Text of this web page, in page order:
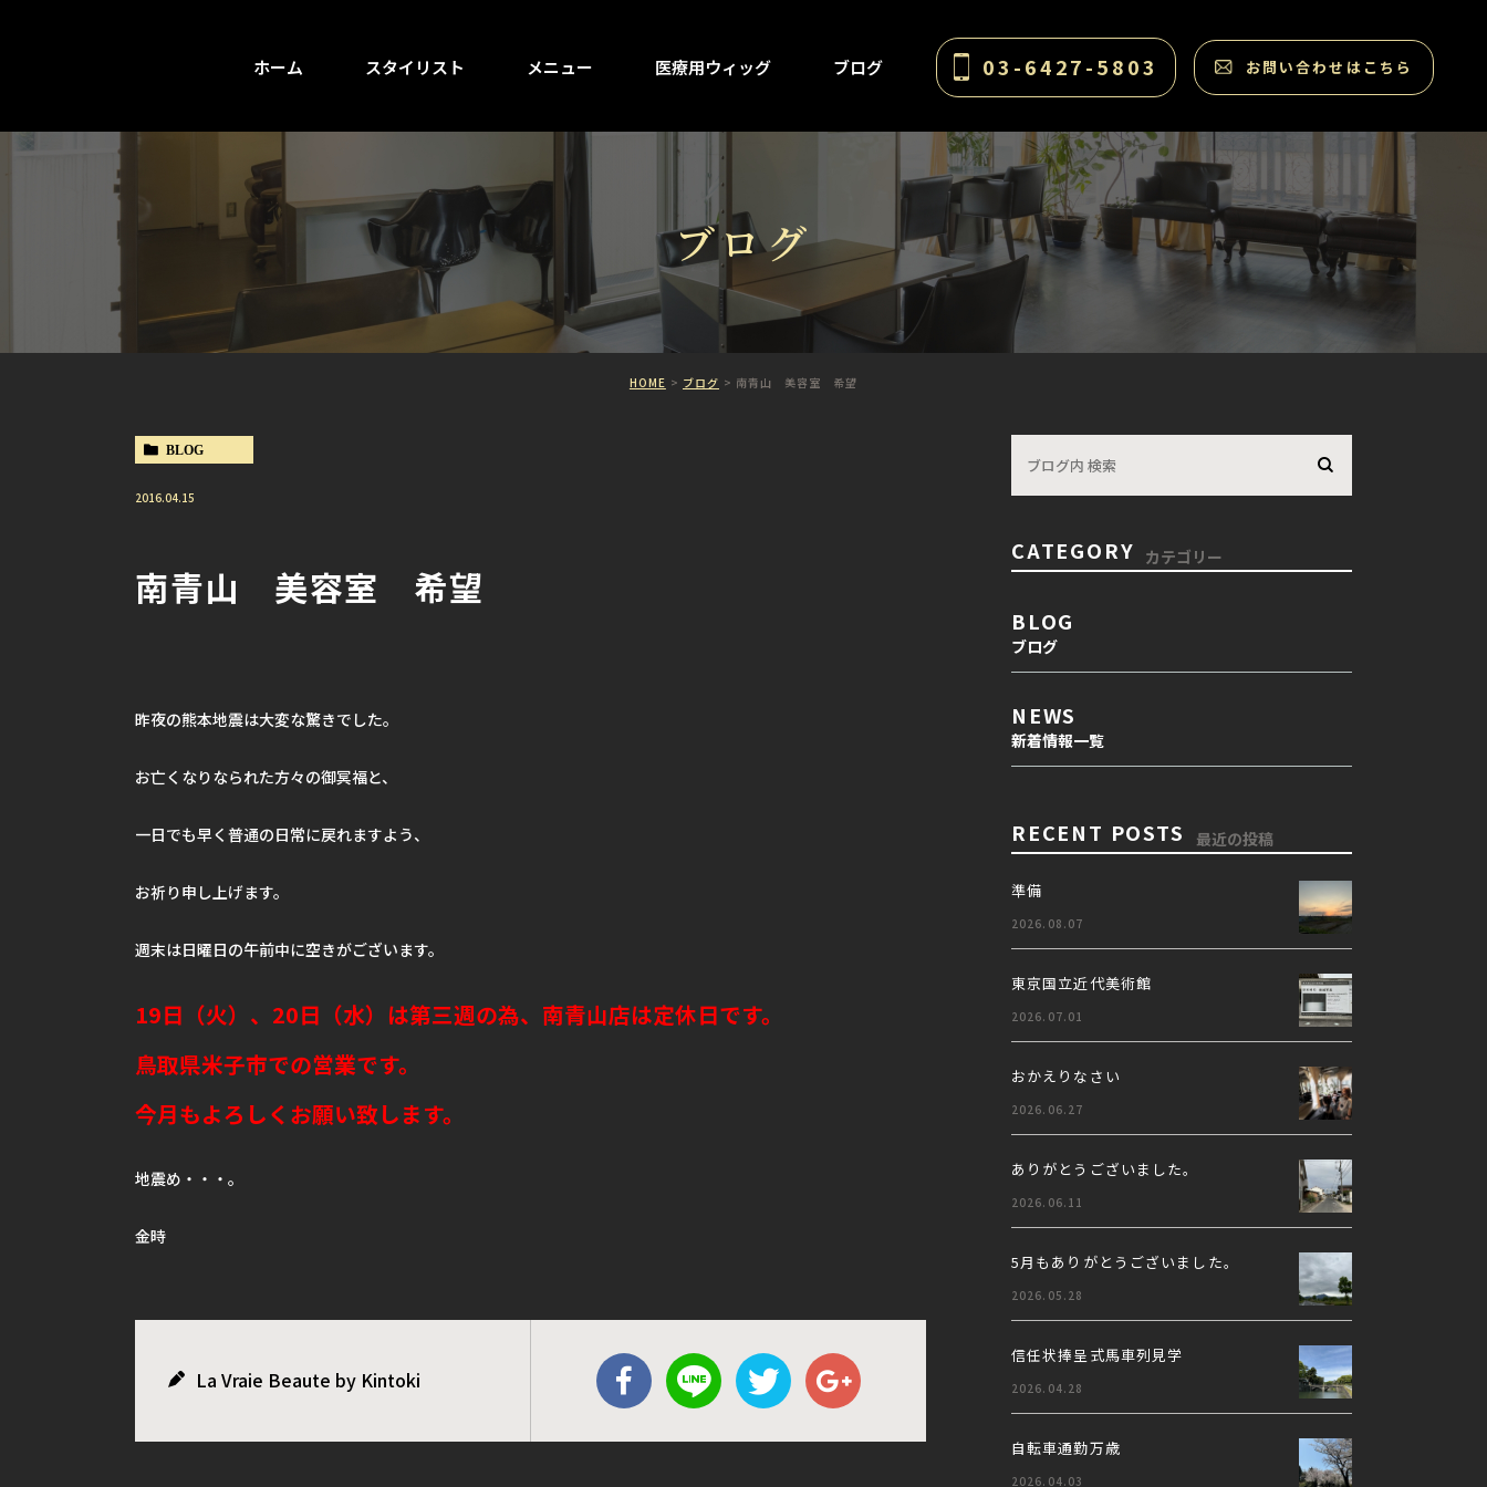
ホーム スタイリスト メニュー 医療用ウィッグ ブログ 03-6427-5803 お問い合わせはこちら
ブログ
HOME ブログ 南青山 美容室 希望
BLOG
2016.04.15
南青山 美容室 希望
昨夜の熊本地震は大変な驚きでした。
お亡くなりなられた方々の御冥福と、
一日でも早く普通の日常に戻れますよう、
お祈り申し上げます。
週末は日曜日の午前中に空きがございます。
19日（火）、20日（水）は第三週の為、南青山店は定休日です。
鳥取県米子市での営業です。
今月もよろしくお願い致します。
地震め・・・。
金時
La Vraie Beaute by Kintoki
CATEGORY カテゴリー
BLOG
ブログ
NEWS
新着情報一覧
RECENT POSTS 最近の投稿
準備
2026.08.07
東京国立近代美術館
2026.07.01
おかえりなさい
2026.06.27
ありがとうございました。
2026.06.11
5月もありがとうございました。
2026.05.28
信任状捧呈式馬車列見学
2026.04.28
自転車通勤万歳
2026.04.03